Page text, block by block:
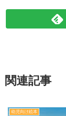
関連記事
幼児向け絵本